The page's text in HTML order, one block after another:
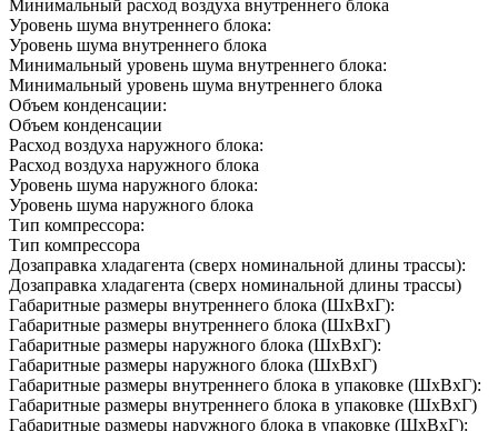
Минимальный расход воздуха внутреннего блока
Уровень шума внутреннего блока:
Уровень шума внутреннего блока
Минимальный уровень шума внутреннего блока:
Минимальный уровень шума внутреннего блока
Объем конденсации:
Объем конденсации
Расход воздуха наружного блока:
Расход воздуха наружного блока
Уровень шума наружного блока:
Уровень шума наружного блока
Тип компрессора:
Тип компрессора
Дозаправка хладагента (сверх номинальной длины трассы):
Дозаправка хладагента (сверх номинальной длины трассы)
Габаритные размеры внутреннего блока (ШxВxГ):
Габаритные размеры внутреннего блока (ШxВxГ)
Габаритные размеры наружного блока (ШxВxГ):
Габаритные размеры наружного блока (ШxВxГ)
Габаритные размеры внутреннего блока в упаковке (ШxВxГ):
Габаритные размеры внутреннего блока в упаковке (ШxВxГ)
Габаритные размеры наружного блока в упаковке (ШxВxГ):